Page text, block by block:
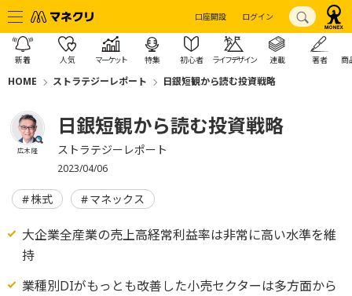
口座開設 ログイン
新着 人気 マーケット 特集 初心者 ライフデザイン 連載 著者 商
HOME ストラテジーレポート 日銀短観から読む投資戦略
広木 隆
日銀短観から読む投資戦略
ストラテジーレポート
2023/04/06
株式 マネックス
大企業全産業の売上高経常利益率は非常に高い水準を維
持
業種別DIがもっとも改善した小売セクターは多方面から